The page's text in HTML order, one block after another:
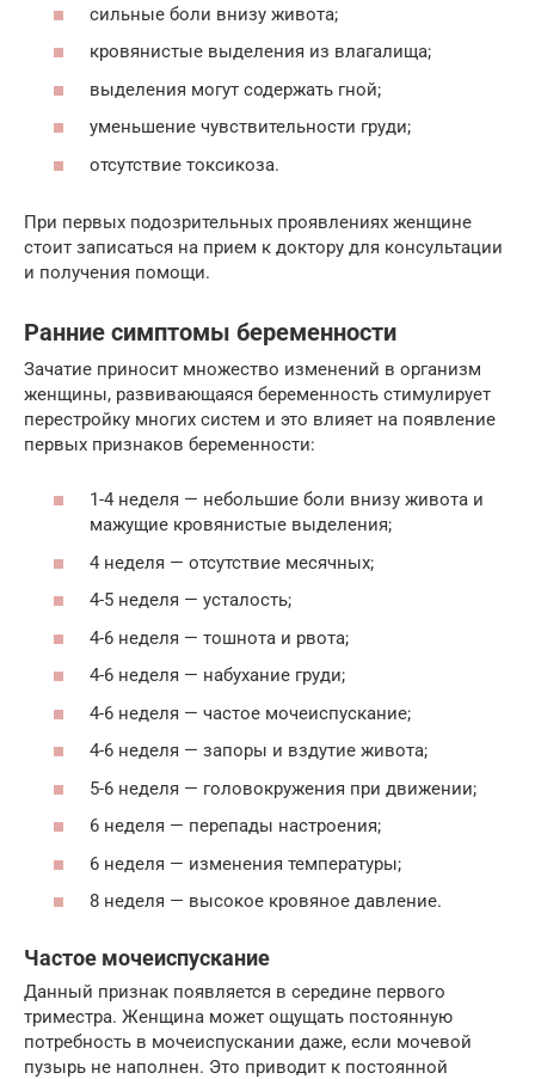
сильные боли внизу живота;
кровянистые выделения из влагалища;
выделения могут содержать гной;
уменьшение чувствительности груди;
отсутствие токсикоза.
При первых подозрительных проявлениях женщине
стоит записаться на прием к доктору для консультации
и получения помощи.
Ранние симптомы беременности
Зачатие приносит множество изменений в организм
женщины, развивающаяся беременность стимулирует
перестройку многих систем и это влияет на появление
первых признаков беременности:
1-4 неделя — небольшие боли внизу живота и
мажущие кровянистые выделения;
4 неделя — отсутствие месячных;
4-5 неделя — усталость;
4-6 неделя — тошнота и рвота;
4-6 неделя — набухание груди;
4-6 неделя — частое мочеиспускание;
4-6 неделя — запоры и вздутие живота;
5-6 неделя — головокружения при движении;
6 неделя — перепады настроения;
6 неделя — изменения температуры;
8 неделя — высокое кровяное давление.
Частое мочеиспускание
Данный признак появляется в середине первого
триместра. Женщина может ощущать постоянную
потребность в мочеиспускании даже, если мочевой
пузырь не наполнен. Это приводит к постоянной